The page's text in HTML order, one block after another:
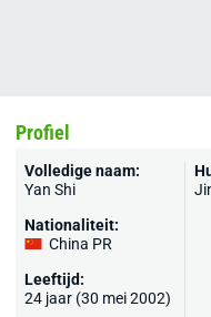
Profiel
Volledige naam:
Yan Shi
Nationaliteit:
China PR
Leeftijd:
24 jaar (30 mei 2002)